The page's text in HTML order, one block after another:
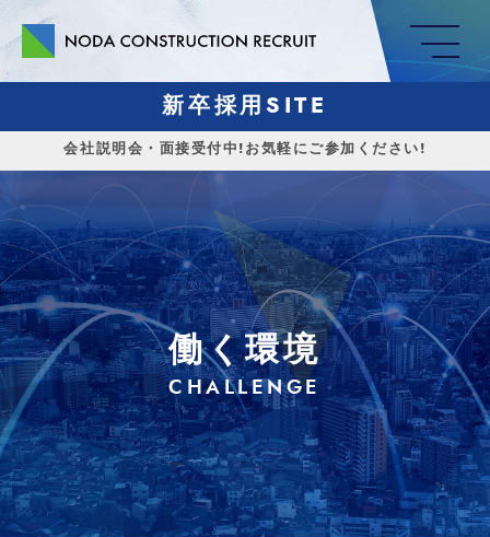
新卒採用SITE
会社説明会・面接受付中!お気軽にご参加ください!
働く環境
CHALLENGE